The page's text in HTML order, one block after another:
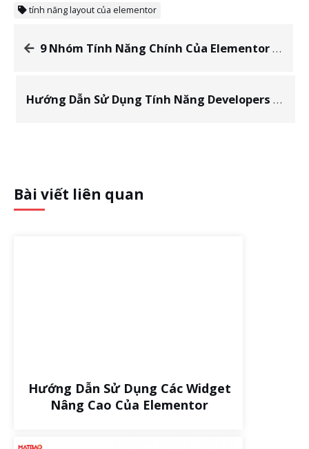
tính năng layout của elementor
9 Nhóm Tính Năng Chính Của Elementor – Page Builder Số 1 Hiện Nay
Hướng Dẫn Sử Dụng Tính Năng Developers Của Elementor
Bài viết liên quan
Hướng Dẫn Sử Dụng Các Widget
Nâng Cao Của Elementor